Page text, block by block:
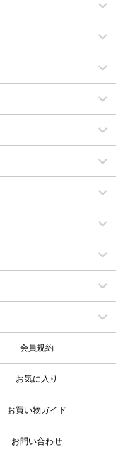
会員規約
お気に入り
お買い物ガイド
お問い合わせ